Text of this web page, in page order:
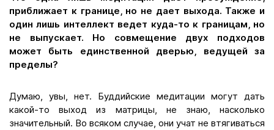
приближает к границе, но не дает выхода. Также и
один лишь интеллект ведет куда-то к границам, но
не выпускает. Но совмещение двух подходов
может быть единственной дверью, ведущей за
пределы?
Думаю, увы, нет. Буддийские медитации могут дать
какой-то выход из матрицы, не знаю, насколько
значительный. Во всяком случае, они учат не втягиваться